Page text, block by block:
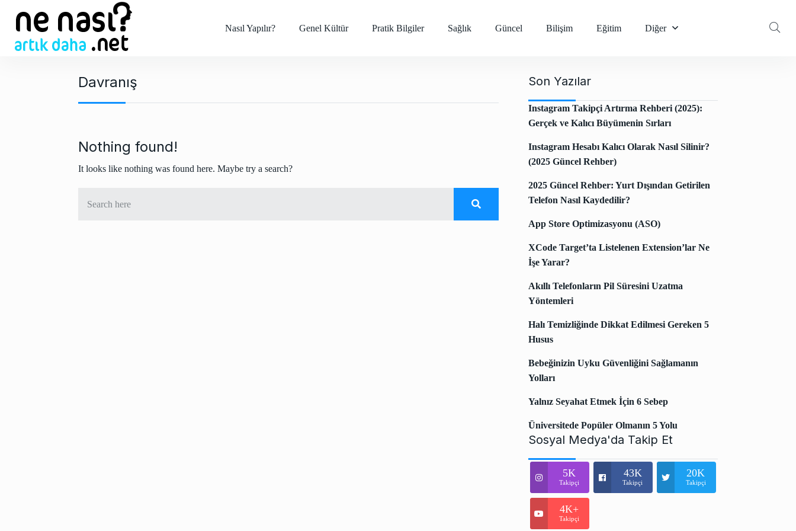
Nasıl Yapılır? Genel Kültür Pratik Bilgiler Sağlık Güncel Bilişim Eğitim Diğer
Davranış
Nothing found!
It looks like nothing was found here. Maybe try a search?
Son Yazılar
Instagram Takipçi Artırma Rehberi (2025):
Gerçek ve Kalıcı Büyümenin Sırları
Instagram Hesabı Kalıcı Olarak Nasıl Silinir?
(2025 Güncel Rehber)
2025 Güncel Rehber: Yurt Dışından Getirilen
Telefon Nasıl Kaydedilir?
App Store Optimizasyonu (ASO)
XCode Target’ta Listelenen Extension’lar Ne
İşe Yarar?
Akıllı Telefonların Pil Süresini Uzatma
Yöntemleri
Halı Temizliğinde Dikkat Edilmesi Gereken 5
Husus
Bebeğinizin Uyku Güvenliğini Sağlamanın
Yolları
Yalnız Seyahat Etmek İçin 6 Sebep
Üniversitede Popüler Olmanın 5 Yolu
Sosyal Medya'da Takip Et
5K
Takipçi
43K
Takipçi
20K
Takipçi
4K+
Takipçi